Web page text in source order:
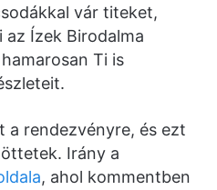
vár titeket,
az Ízek Birodalma
Ti is
a rendezvényre, és ezt
Irány a
, ahol kommentben